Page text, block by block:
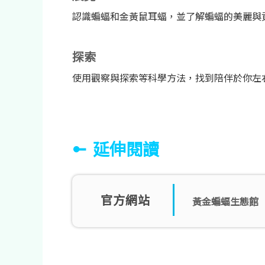
認識蝙蝠和金黃鼠耳蝠，並了解蝙蝠的美麗與
探索
使用觀察與探索等科學方法，找到陪伴於你左
延伸閱讀
官方網站 黃金蝙蝠生態館